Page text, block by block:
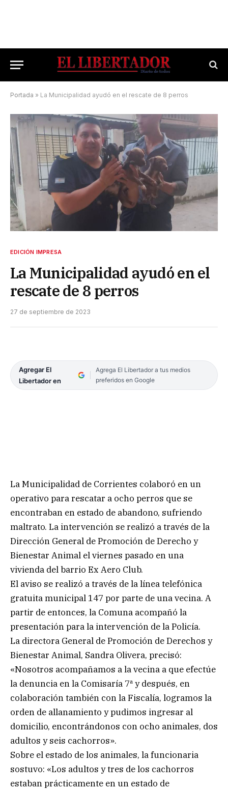
Portada » La Municipalidad ayudó en el rescate de 8 perros
EDICIÓN IMPRESA
La Municipalidad ayudó en el
rescate de 8 perros
27 de septiembre de 2023
Agregar El
Libertador en
Agrega El Libertador a tus medios
preferidos en Google
La Municipalidad de Corrientes colaboró en un
operativo para rescatar a ocho perros que se
encontraban en estado de abandono, sufriendo
maltrato. La intervención se realizó a través de la
Dirección General de Promoción de Derecho y
Bienestar Animal el viernes pasado en una
vivienda del barrio Ex Aero Club.
El aviso se realizó a través de la línea telefónica
gratuita municipal 147 por parte de una vecina. A
partir de entonces, la Comuna acompañó la
presentación para la intervención de la Policía.
La directora General de Promoción de Derechos y
Bienestar Animal, Sandra Olivera, precisó:
«Nosotros acompañamos a la vecina a que efectúe
la denuncia en la Comisaría 7ª y después, en
colaboración también con la Fiscalía, logramos la
orden de allanamiento y pudimos ingresar al
domicilio, encontrándonos con ocho animales, dos
adultos y seis cachorros».
Sobre el estado de los animales, la funcionaria
sostuvo: «Los adultos y tres de los cachorros
estaban prácticamente en un estado de